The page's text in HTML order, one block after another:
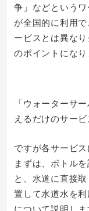
争」などという
が全国的に利用
ービスとは異な
のポイントになり
「ウォーターサ
えるだけのサー
ですが各サービ
まずは、ボトル
と、水道に直接
置して水道水を
について説明しま